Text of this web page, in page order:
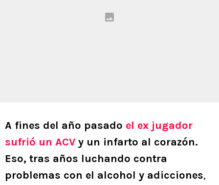
A fines del año pasado el ex jugador
sufrió un ACV y un infarto al corazón.
Eso, tras años luchando contra
problemas con el alcohol y adicciones,